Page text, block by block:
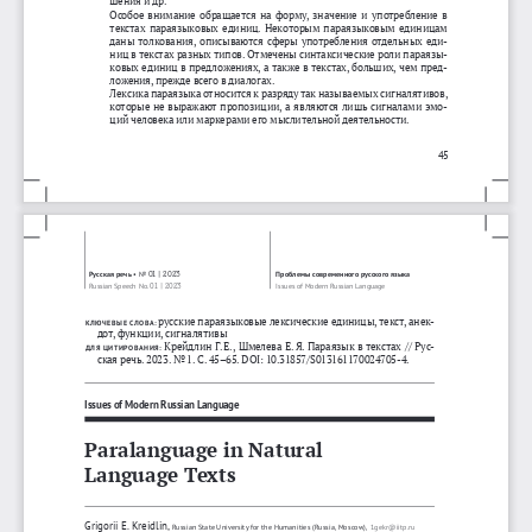
45
шения и др.
Особое внимание обращается на форму, значение и употребление в
текстах параязыковых единиц. Некоторым параязыковым единицам
даны толкования, описываются сферы употребления отдельных еди-
ниц в текстах разных типов. Отмечены синтаксические роли параязы-
ковых единиц в предложениях, а также в текстах, больших, чем пред-
ложения, прежде всего в диалогах.
Лексика параязыкаотноситсяк разрядутак называемых сигналятивов,
которые не выражают пропозиции, а являются лишь сигналами эмо-
ций человека или маркерами его мыслительной деятельности.
Русская речь • No 01 | 2023
Russian Speech No. 2023 Issues of Modern Russian Language
Проблемы современного русского языка
КЛЮЧЕВЫЕ СЛОВА: русские параязыковые лексические единицы, текст, анек-
дот, функции, сигналятивы
ДЛЯ ЦИТИРОВАНИЯ: Крейдлин Г. Е., Шмелева Е. Я. Параязык в текстах
  //
Рус-
ская речь. 2023. No 1. С. 45–65. DOI: 10.31857/S013161170024705-4.
Issues of Modern Russian Language
Paralanguage in Natural
Language Texts
Grigorii E. Kreidlin, Russian State University for the Humanities (Russia, Moscow), 1gekr@iitp.ru